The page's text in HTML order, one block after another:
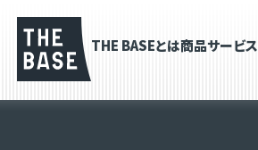
THE BASEとは商品サービス